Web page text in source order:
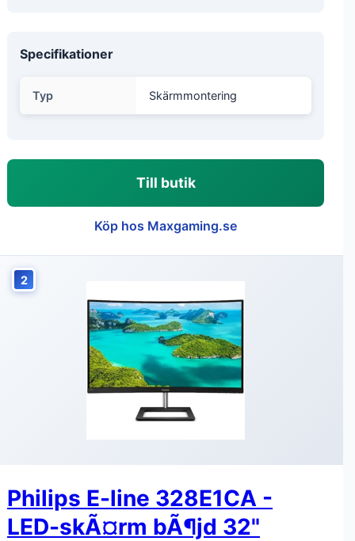
Specifikationer
Typ Skärmmontering
Till butik
Köp hos Maxgaming.se
2
Philips E-line 328E1CA -
LED-skÃ¤rm bÃ¶jd 32"